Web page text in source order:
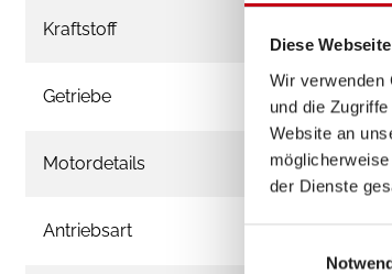
Diese
Wir verwenden
und die
Website an
der Dienste
Kraftstoff
Getriebe
Motordetails
Antriebsart